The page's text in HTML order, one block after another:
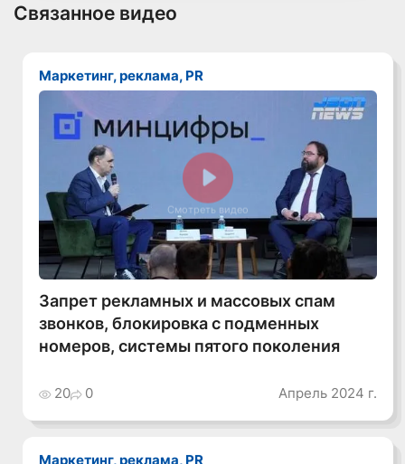
Связанное видео
Маркетинг, реклама, PR
Смотреть видео
Запрет рекламных и массовых спам
звонков, блокировка с подменных
номеров, системы пятого поколения
20 0 Апрель 2024 г.
Маркетинг, реклама, PR